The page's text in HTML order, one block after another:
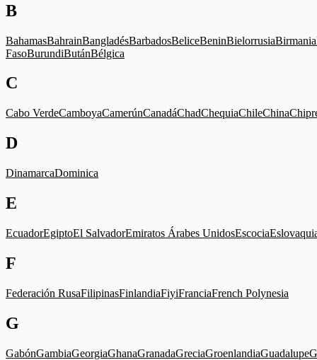
B
BahamasBahrainBangladésBarbadosBeliceBeninBielorrusiaBirmania
FasoBurundiButánBélgica
C
Cabo VerdeCamboyaCamerúnCanadáChadChequiaChileChina
D
DinamarcaDominica
E
EcuadorEgiptoEl SalvadorEmiratos Árabes UnidosEscocia
F
Federación RusaFilipinasFinlandiaFiyiFranciaFrench Polynesia
G
GabónGambiaGeorgiaGhanaGranadaGreciaGroenlandiaGuadalupe